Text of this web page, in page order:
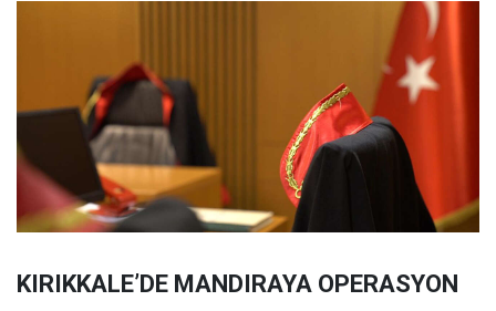
KIRIKKALE’DE MANDIRAYA OPERASYON